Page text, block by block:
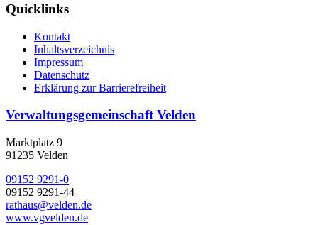
Quicklinks
Kontakt
Inhaltsverzeichnis
Impressum
Datenschutz
Erklärung zur Barrierefreiheit
Verwaltungsgemeinschaft Velden
Marktplatz 9
91235 Velden
09152 9291-0
09152 9291-44
rathaus@velden.de
www.vgvelden.de